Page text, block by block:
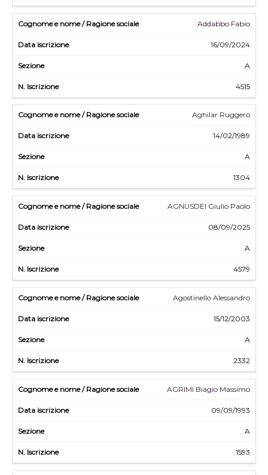
Addabbo Fabio
16/09/2024
A
4515
Aghilar Ruggero
14/02/1989
A
1304
AGNUSDEI Giulio Paolo
08/09/2025
A
4579
Agostinello Alessandro
15/12/2003
A
2332
AGRIMI Biagio Massimo
09/09/1993
A
1593